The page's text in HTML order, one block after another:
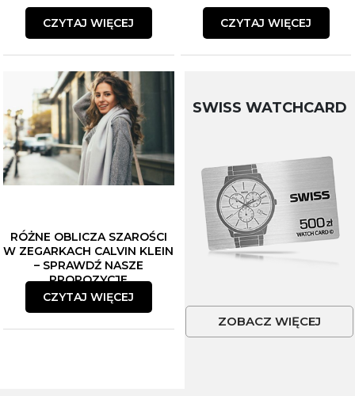
CZYTAJ WIĘCEJ CZYTAJ WIĘCEJ
RÓŻNE OBLICZA SZAROŚCI
W ZEGARKACH CALVIN KLEIN
– SPRAWDŹ NASZE
PROPOZYCJE
CZYTAJ WIĘCEJ
SWISS WATCHCARD
ZOBACZ WIĘCEJ